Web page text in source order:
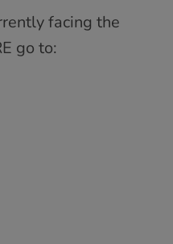
facing the
go to: